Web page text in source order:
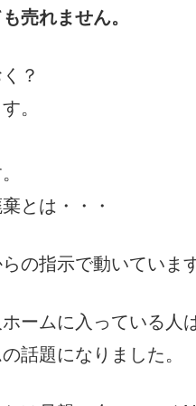
売れません。
？
。
とは・・・
の指示で動いています
ームに入っている人
話題になりました。